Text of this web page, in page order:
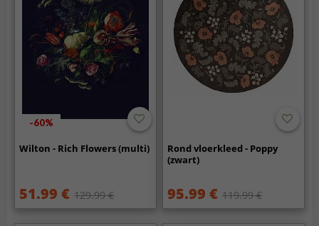
-60%
Wilton - Rich Flowers (multi)
51.99 € 129.99 €
Rond vloerkleed - Poppy
(zwart)
95.99 € 119.99 €